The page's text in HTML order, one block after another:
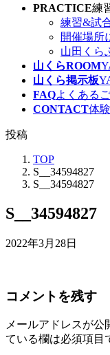
PRACTICE練
練習&試
開催場所
山田くら
山くらROOM
山くら掲示板
FAQよくある
CONTACT体
投稿
TOP
S__34594827
S__34594827
S__34594827
2022年3月28日
コメントを残す
メールアドレスが公
ている欄は必須項目